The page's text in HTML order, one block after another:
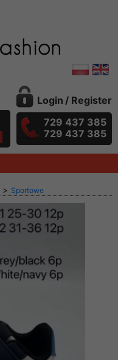
Login / Register
729 437 385
729 437 385
> Sportowe